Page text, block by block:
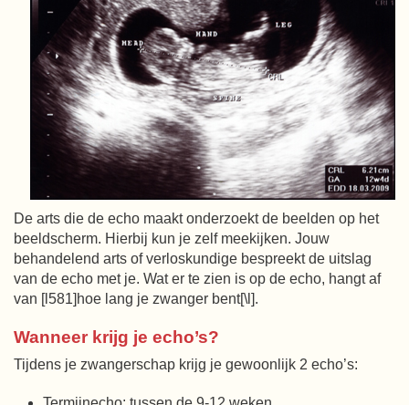
De arts die de echo maakt onderzoekt de beelden op het
beeldscherm. Hierbij kun je zelf meekijken. Jouw
behandelend arts of verloskundige bespreekt de uitslag
van de echo met je. Wat er te zien is op de echo, hangt af
van [l581]hoe lang je zwanger bent[\l].
Wanneer krijg je echo’s?
Tijdens je zwangerschap krijg je gewoonlijk 2 echo’s: